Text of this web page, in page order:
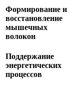
Формирование и
восстановление
мышечных
волокон
Поддержание
энергетических
процессов